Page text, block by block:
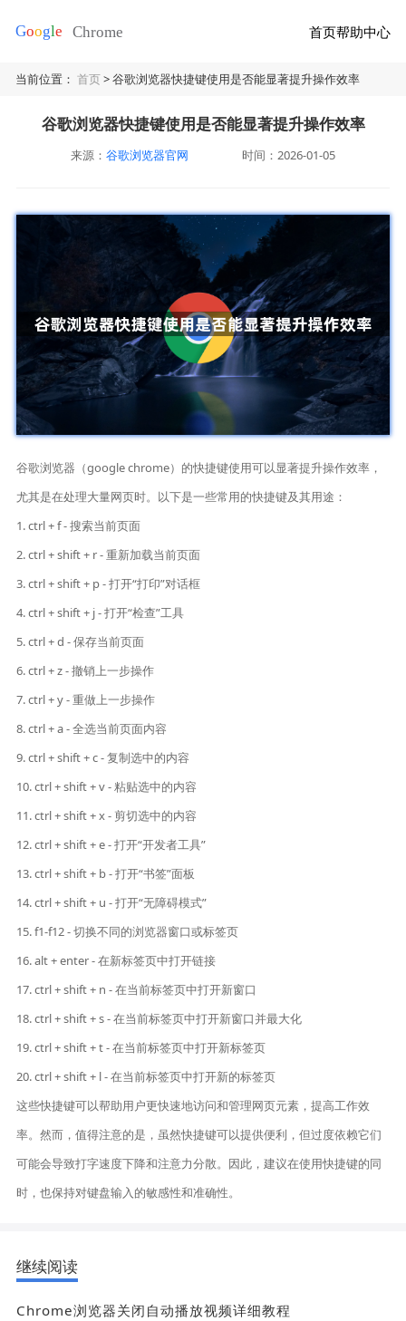
首页帮助中心
当前位置：首页> 谷歌浏览器快捷键使用是否能显著提升操作效率
谷歌浏览器快捷键使用是否能显著提升操作效率
来源： 谷歌浏览器官网 时间：2026-01-05
谷歌浏览器（google chrome）的快捷键使用可以显著提升操作效率，
尤其是在处理大量网页时。以下是一些常用的快捷键及其用途：
1. ctrl + f - 搜索当前页面
2. ctrl + shift + r - 重新加载当前页面
3. ctrl + shift + p - 打开“打印”对话框
4. ctrl + shift + j - 打开“检查”工具
5. ctrl + d - 保存当前页面
6. ctrl + z - 撤销上一步操作
7. ctrl + y - 重做上一步操作
8. ctrl + a - 全选当前页面内容
9. ctrl + shift + c - 复制选中的内容
10. ctrl + shift + v - 粘贴选中的内容
11. ctrl + shift + x - 剪切选中的内容
12. ctrl + shift + e - 打开“开发者工具”
13. ctrl + shift + b - 打开“书签”面板
14. ctrl + shift + u - 打开“无障碍模式”
15. f1-f12 - 切换不同的浏览器窗口或标签页
16. alt + enter - 在新标签页中打开链接
17. ctrl + shift + n - 在当前标签页中打开新窗口
18. ctrl + shift + s - 在当前标签页中打开新窗口并最大化
19. ctrl + shift + t - 在当前标签页中打开新标签页
20. ctrl + shift + l - 在当前标签页中打开新的标签页
这些快捷键可以帮助用户更快速地访问和管理网页元素，提高工作效
率。然而，值得注意的是，虽然快捷键可以提供便利，但过度依赖它们
可能会导致打字速度下降和注意力分散。因此，建议在使用快捷键的同
时，也保持对键盘输入的敏感性和准确性。
继续阅读
Chrome浏览器关闭自动播放视频详细教程